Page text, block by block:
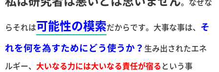
らそれは可能性の模索だからです。大事な事は、 そ
れを何を為すためにどう使うか？ 生み出されたエネ
ルギー、 大いなる力には大いなる責任が宿るという事